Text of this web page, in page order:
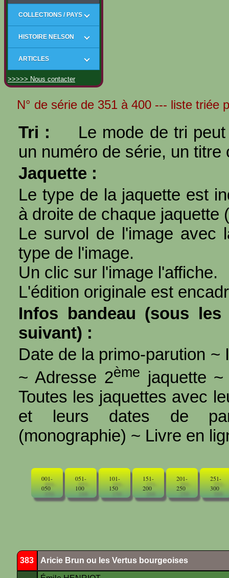
COLLECTIONS / PAYS
HISTOIRE NELSON
ARTICLES
>>>>> Nous contacter
N° de série de 351 à 400 --- liste triée
Tri :
Le mode de tri
un numéro de série, un titre
Jaquette :
Le type de la jaquette est
à droite de chaque jaquette (
Le survol de l'image avec
type de l'image.
Un clic sur l'image l'affiche.
L'édition originale est
Infos bandeau (sous
suivant) :
Date de la primo-parution ~
~ Adresse 2ème jaquette
Toutes les jaquettes avec
et leurs dates de
(monographie) ~ Livre en
001-
050
051-
100
101-
150
151-
200
201-
250
251-
300
383 Aricie Brun ou les Vertus bourgeoises